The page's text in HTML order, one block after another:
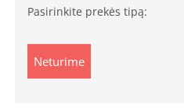
Pasirinkite prekės tipą:
Neturime